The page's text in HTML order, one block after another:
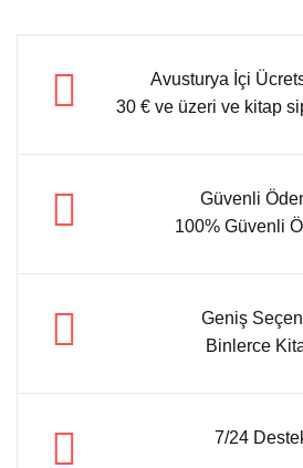
Avusturya İçi
30 € ve üzeri ve kitap
Güvenli
100% Güvenli
Geniş
Binlerce
7/24